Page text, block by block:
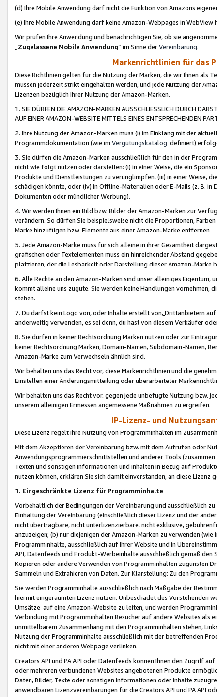
(d) Ihre Mobile Anwendung darf nicht die Funktion von Amazons
(e) Ihre Mobile Anwendung darf keine Amazon-Webpages in WebView
Wir prüfen Ihre Anwendung und benachrichtigen Sie, ob sie
„Zugelassene Mobile Anwendung“ im Sinne derVereinbarung.
Markenrichtlinien für das
Diese Richtlinien gelten für die Nutzung der Marken, die wir Ihnen als
müssen jederzeit strikt eingehalten werden, und jede Nutzung der
Lizenzen bezüglich Ihrer Nutzung der Amazon-Marken.
1. SIE DÜRFEN DIE AMAZON-MARKEN AUSSCHLIESSLICH DURCH
AUF EINER AMAZON-WEBSITE MITTELS EINES ENTSPRECHENDEN
2. Ihre Nutzung der Amazon-Marken muss (i) im Einklang mit der
Programmdokumentation (wie im Vergütungskatalog definiert)
3. Sie dürfen die Amazon-Marken ausschließlich für den in der
nicht wie folgt nutzen oder darstellen: (i) in einer Weise, die ein
Produkte und Dienstleistungen zu verunglimpfen, (iii) in einer Weise,
schädigen könnte, oder (iv) in Offline-Materialien oder E-Mails (z. B. in
Dokumenten oder mündlicher Werbung).
4. Wir werden Ihnen ein Bild bzw. Bilder der Amazon-Marken zur
verändern. So dürfen Sie beispielsweise nicht die Proportionen,
Marke hinzufügen bzw. Elemente aus einer Amazon-Marke entfernen.
5. Jede Amazon-Marke muss für sich alleine in ihrer Gesamtheit
grafischen oder Textelementen muss ein hinreichender Abstand
platzieren, der die Lesbarkeit oder Darstellung dieser Amazon-Marke
6. Alle Rechte an den Amazon-Marken sind unser alleiniges
kommt alleine uns zugute. Sie werden keine Handlungen vornehmen,
stehen.
7. Du darfst kein Logo von, oder Inhalte erstellt von,Drittanbietern auf
anderweitig verwenden, es sei denn, du hast von diesem Verkäufer
8. Sie dürfen in keiner Rechtsordnung Marken nutzen oder zur
keiner Rechtsordnung Marken, Domain-Namen, Subdomain-Namen,
Amazon-Marke zum Verwechseln ähnlich sind.
Wir behalten uns das Recht vor, diese Markenrichtlinien und die
Einstellen einer Änderungsmitteilung oder überarbeiteter
Wir behalten uns das Recht vor, gegen jede unbefugte Nutzung bzw.
unserem alleinigen Ermessen angemessene Maßnahmen zu ergreifen.
IP-Lizenz- und
Diese Lizenz regelt Ihre Nutzung von Programminhalten im
Mit dem Akzeptieren der Vereinbarung bzw. mit dem Aufrufen oder
Anwendungsprogrammierschnittstellen und anderer Tools (zusammen
Texten und sonstigen Informationen und Inhalten in Bezug auf
nutzen können, erklären Sie sich damit einverstanden, an diese Lizenz
1. Eingeschränkte Lizenz für Programminhalte
Vorbehaltlich der Bedingungen der Vereinbarung und ausschließlich
Einhaltung der Vereinbarung (einschließlich dieser Lizenz und der
nicht übertragbare, nicht unterlizenzierbare, nicht exklusive,
anzuzeigen; (b) nur diejenigen der Amazon-Marken zu verwenden
Programminhalte, ausschließlich auf Ihrer Website und in
API, Datenfeeds und Produkt-Werbeinhalte ausschließlich gemäß
Kopieren oder andere Verwenden von Programminhalten zugunsten
Sammeln und Extrahieren von Daten. Zur Klarstellung: Zu den
Sie werden Programminhalte ausschließlich nach Maßgabe der
hiermit eingeräumten Lizenz nutzen. Unbeschadet des Vorstehenden
Umsätze auf eine Amazon-Website zu leiten, und werden
Verbindung mit Programminhalten Besucher auf andere Websites als
unmittelbarem Zusammenhang mit den Programminhalten stehen,
Nutzung der Programminhalte ausschließlich mit der betreffenden
nicht mit einer anderen Webpage verlinken.
Creators API und PA API oder Datenfeeds können Ihnen den Zugriff
oder mehreren verbundenen Websites angebotenen Produkte
Daten, Bilder, Texte oder sonstigen Informationen oder Inhalte
anwendbaren Lizenzvereinbarungen für die Creators API und PA API